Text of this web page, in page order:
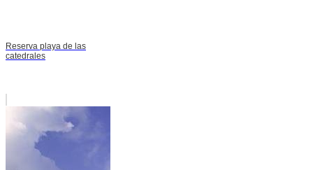
Reserva playa de las
catedrales